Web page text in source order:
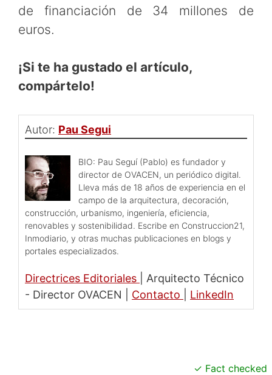
de financiación de 34 millones de
euros.
¡Si te ha gustado el artículo,
compártelo!
Autor: Pau Segui
BIO: Pau Seguí (Pablo) es fundador y
director de OVACEN, un periódico digital.
Lleva más de 18 años de experiencia en el
campo de la arquitectura, decoración,
construcción, urbanismo, ingeniería, eficiencia,
renovables y sostenibilidad. Escribe en Construccion21,
Inmodiario, y otras muchas publicaciones en blogs y
portales especializados.
Directrices Editoriales
Arquitecto Técnico
- Director OVACEN
Contacto LinkedIn
Fact checked